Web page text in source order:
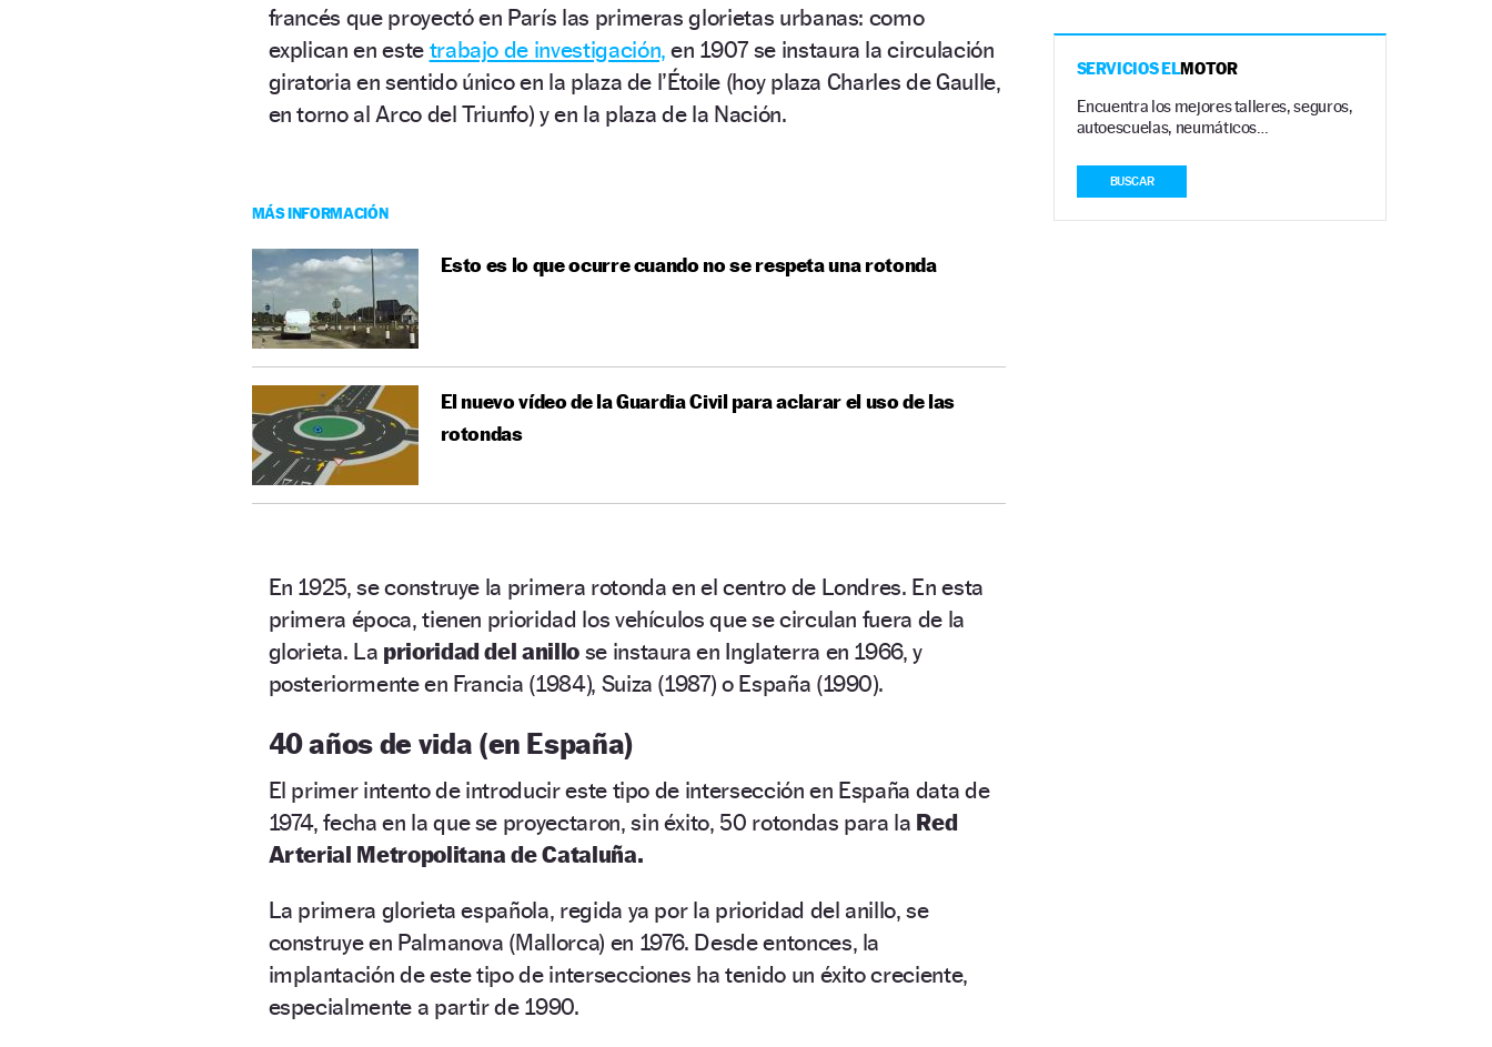
francés que proyectó en París las primeras glorietas urbanas: como
explican en este trabajo de investigación, en 1907 se instaura la circulación
giratoria en sentido único en la plaza de l’Étoile (hoy plaza Charles de Gaulle,
en torno al Arco del Triunfo) y en la plaza de la Nación.
MÁS INFORMACIÓN
Esto es lo que ocurre cuando no se respeta una rotonda
El nuevo vídeo de la Guardia Civil para aclarar el uso de las
rotondas
En 1925, se construye la primera rotonda en el centro de Londres. En esta
primera época, tienen prioridad los vehículos que se circulan fuera de la
glorieta. La prioridad del anillose instaura en Inglaterra en 1966, y
posteriormente en Francia (1984), Suiza (1987) o España (1990).
40 años de vida (en España)
El primer intento de introducir este tipo de intersección en España data de
1974, fecha en la que se proyectaron, sin éxito, 50 rotondas para la Red
Arterial Metropolitana de Cataluña.
La primera glorieta española, regida ya por la prioridad del anillo, se
construye en Palmanova (Mallorca) en 1976. Desde entonces, la
implantación de este tipo de intersecciones ha tenido un éxito creciente,
especialmente a partir de 1990.
SERVICIOS ELMOTOR
Encuentra los mejores talleres, seguros,
autoescuelas, neumáticos…
BUSCAR